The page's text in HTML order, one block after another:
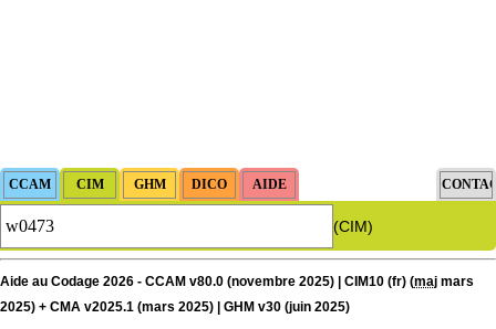
(CIM)
Aide au Codage 2026 - CCAM v80.0 (novembre 2025) | CIM10 (fr) (maj mars
2025) + CMA v2025.1 (mars 2025) | GHM v30 (juin 2025)